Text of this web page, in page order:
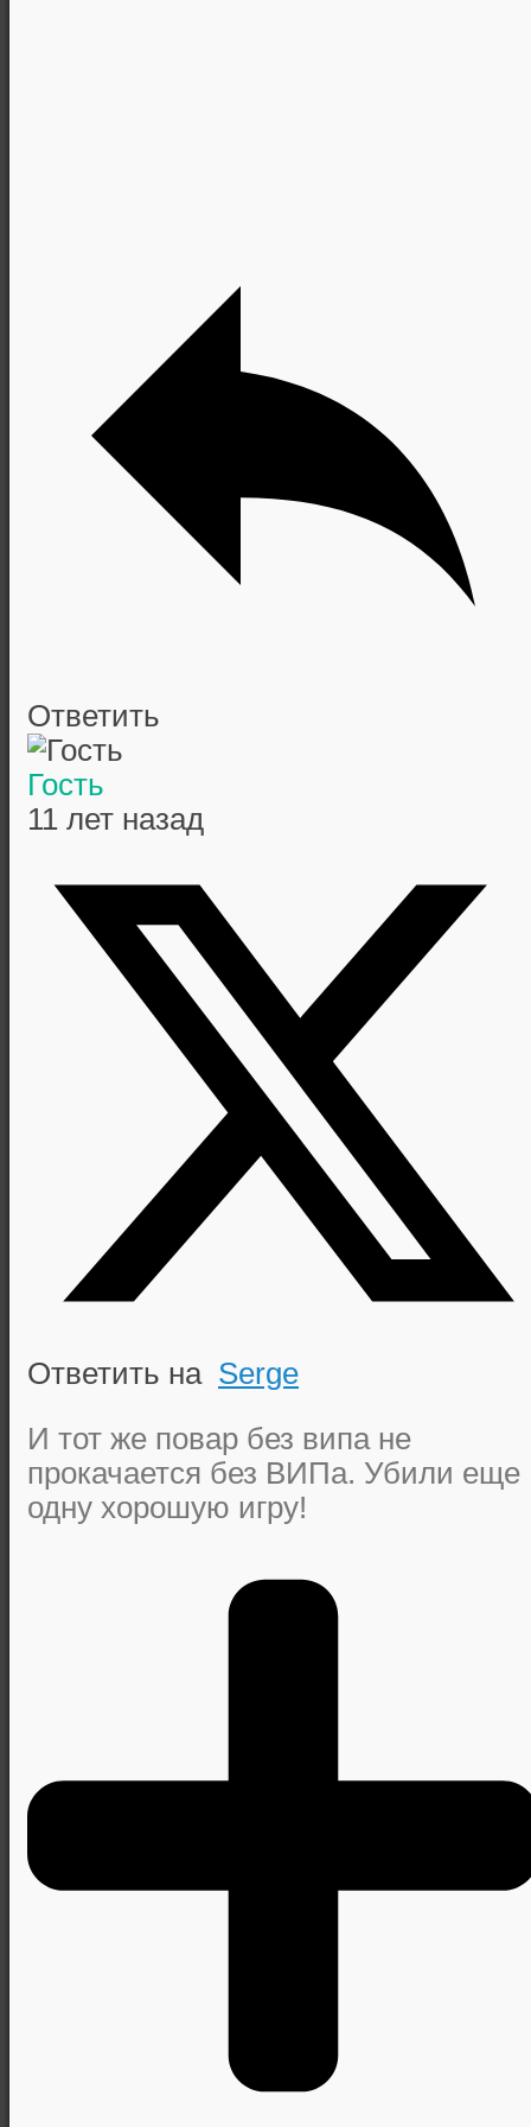
Ответить
Гость
11 лет назад
Ответить на Serge
И тот же повар без випа не
прокачается без ВИПа. Убили еще
одну хорошую игру!